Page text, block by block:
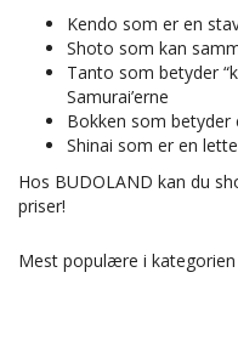
Kendo som er en
Shoto som kan
Tanto som betyder
Samurai’erne
Bokken som
Shinai som er en
Hos BUDOLAND kan du
priser!
Mest populære i kategorien